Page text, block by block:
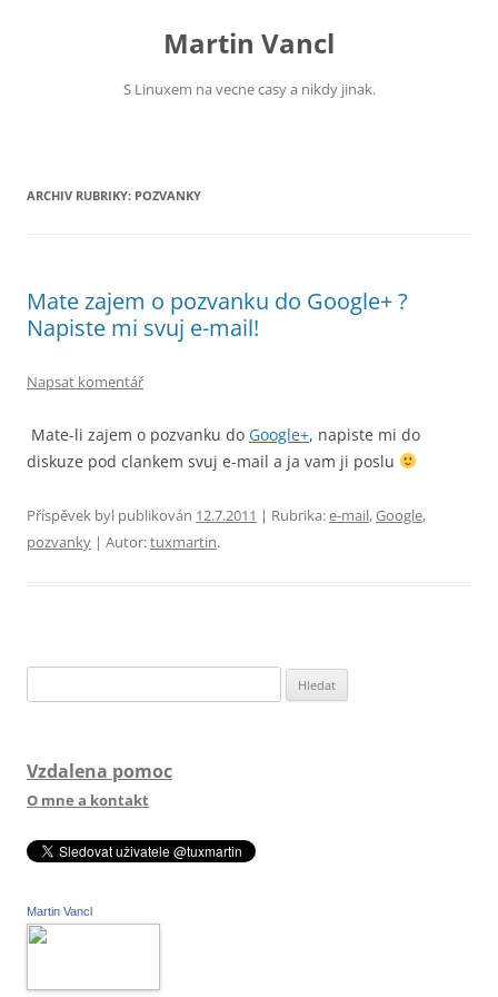
Martin Vancl
S Linuxem na vecne casy a nikdy jinak.
ARCHIV RUBRIKY: POZVANKY
Mate zajem o pozvanku do Google+ ?
Napiste mi svuj e-mail!
Napsat komentář
Mate-li zajem o pozvanku do Google+, napiste mi do
diskuze pod clankem svuj e-mail a ja vam ji poslu
Příspěvek byl publikován 12.7.2011 | Rubrika:e-mail,Google,
pozvanky | Autor:tuxmartin.
Vzdalena pomoc
O mne a kontakt
Martin Vancl